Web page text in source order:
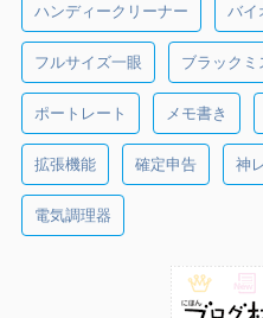
ハンディークリーナー バイ
フルサイズ一眼 ブラックミ
ポートレート メモ書き
拡張機能 確定申告 神
電気調理器